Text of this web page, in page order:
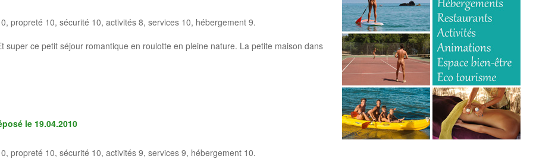
propreté 10, sécurité 10, activités 8, services 10, hébergement 9.
super ce petit séjour romantique en roulotte en pleine nature. La petite maison dans
le 19.04.2010
propreté 10, sécurité 10, activités 9, services 9, hébergement 10.